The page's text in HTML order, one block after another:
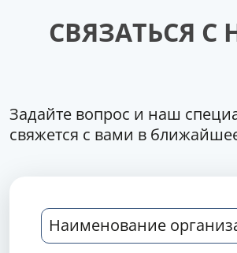
СВЯЗАТЬСЯ С
Задайте вопрос и наш
свяжется с вами в